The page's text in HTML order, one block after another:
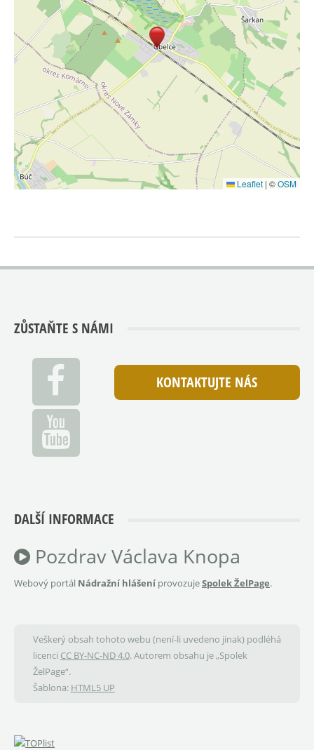
Leaflet | ©OSM
ZŮSTAŇTE S NÁMI
KONTAKTUJTE NÁS
DALŠÍ INFORMACE
Pozdrav Václava Knopa
Webový portál Nádražní hlášeníprovozujeSpolek ŽelPage.
Veškerý obsah tohoto webu (není-li uvedeno jinak) podléhá
licenci CC BY-NC-ND 4.0. Autorem obsahu je „Spolek
ŽelPage“.
Šablona: HTML5 UP